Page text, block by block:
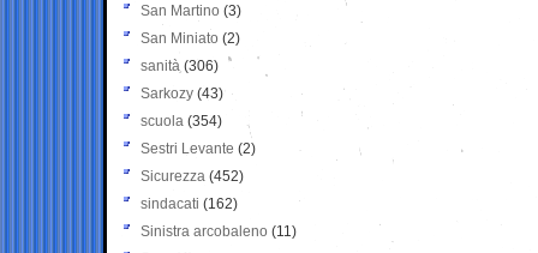
San Martino (3)
San Miniato (2)
sanità (306)
Sarkozy (43)
scuola (354)
Sestri Levante (2)
Sicurezza (452)
sindacati (162)
Sinistra arcobaleno (11)